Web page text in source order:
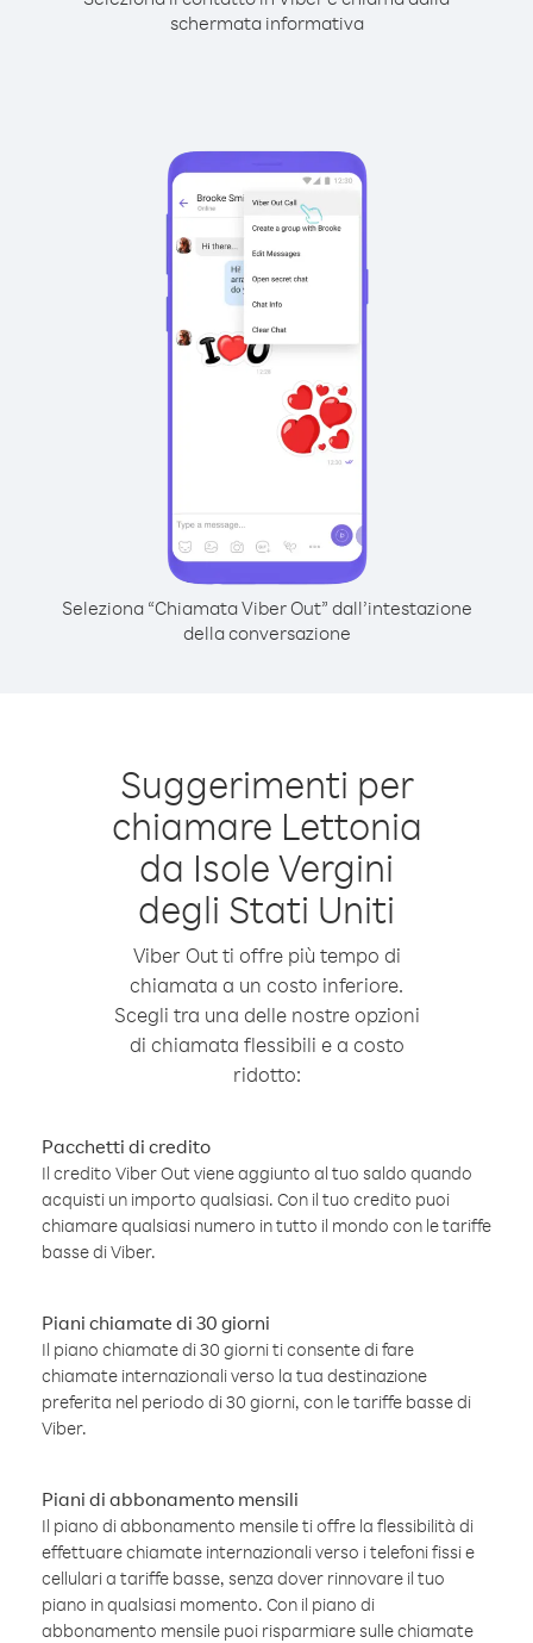
schermata informativa
Seleziona “Chiamata Viber Out” dall’intestazione
della conversazione
Suggerimenti per
chiamare Lettonia
da Isole Vergini
degli Stati Uniti
Viber Out ti offre più tempo di
chiamata a un costo inferiore.
Scegli tra una delle nostre opzioni
di chiamata flessibili e a costo
ridotto:
Pacchetti di credito
Il credito Viber Out viene aggiunto al tuo saldo quando
acquisti un importo qualsiasi. Con il tuo credito puoi
chiamare qualsiasi numero in tutto il mondo con le tariffe
basse di Viber.
Piani chiamate di 30 giorni
Il piano chiamate di 30 giorni ti consente di fare
chiamate internazionali verso la tua destinazione
preferita nel periodo di 30 giorni, con le tariffe basse di
Viber.
Piani di abbonamento mensili
Il piano di abbonamento mensile ti offre la flessibilità di
effettuare chiamate internazionali verso i telefoni fissi e
cellulari a tariffe basse, senza dover rinnovare il tuo
piano in qualsiasi momento. Con il piano di
abbonamento mensile puoi risparmiare sulle chiamate